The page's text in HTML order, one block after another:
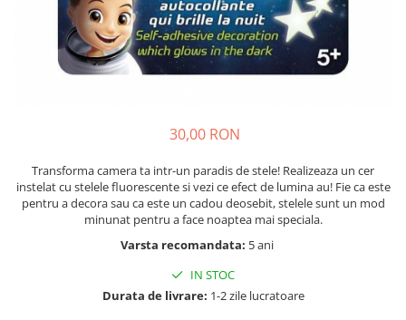
Bucatarii pentru copii
Banc de lucru pentru copii
Papusi de mana
Casa de papusi
Animale de jucarie
Jucarii cu Dinozauri
Figurine cu animale domestice
Jucarii Montessori
30,00 RON
Transforma camera ta intr-un paradis de stele! Realizeaza un cer
instelat cu stelele fluorescente si vezi ce efect de lumina au! Fie ca este
pentru a decora sau ca este un cadou deosebit, stelele sunt un mod
minunat pentru a face noaptea mai speciala.
Varsta recomandata: 5 ani
IN STOC
Durata de livrare: 1-2 zile lucratoare